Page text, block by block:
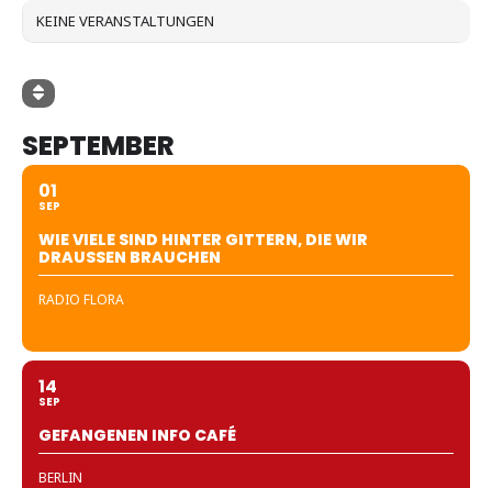
KEINE VERANSTALTUNGEN
SEPTEMBER
01
SEP
WIE VIELE SIND HINTER GITTERN, DIE WIR
DRAUSSEN BRAUCHEN
RADIO FLORA
14
SEP
GEFANGENEN INFO CAFÉ
BERLIN